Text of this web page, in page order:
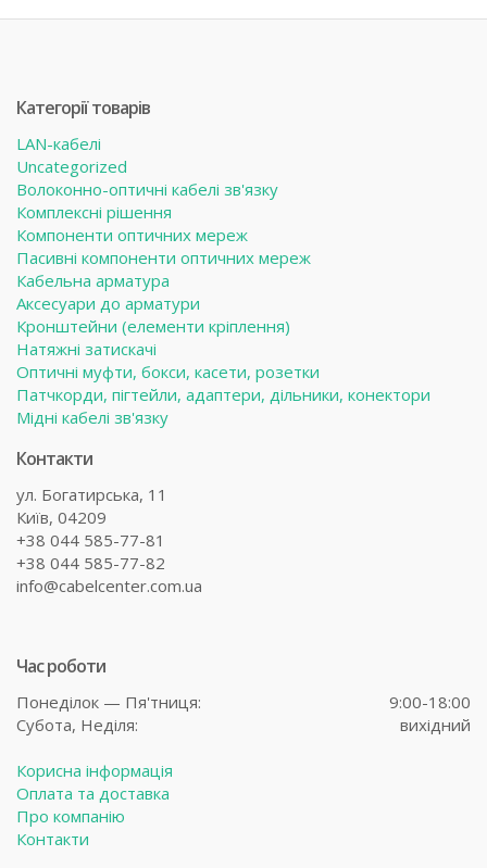
Категорії товарів
LAN-кабелі
Uncategorized
Волоконно-оптичні кабелі зв'язку
Комплексні рішення
Компоненти оптичних мереж
Пасивні компоненти оптичних мереж
Кабельна арматура
Аксесуари до арматури
Кронштейни (елементи кріплення)
Натяжні затискачі
Оптичні муфти, бокси, касети, розетки
Патчкорди, пігтейли, адаптери, дільники, конектори
Мідні кабелі зв'язку
Контакти
ул. Богатирська, 11
Київ, 04209
+38 044 585-77-81
+38 044 585-77-82
info@cabelcenter.com.ua
Час роботи
Понеділок — Пя'тниця:
9:00-18:00
Субота, Неділя: вихідний
Корисна інформація
Оплата та доставка
Про компанію
Контакти